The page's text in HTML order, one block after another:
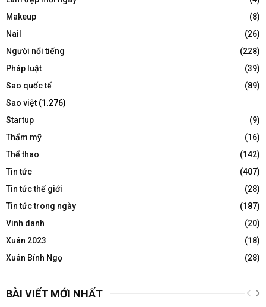
Makeup
(8)
Nail
(26)
Người nổi tiếng
(228)
Pháp luật
(39)
Sao quốc tế
(89)
Sao việt (1.276)
Startup
(9)
Thẩm mỹ
(16)
Thể thao
(142)
Tin tức
(407)
Tin tức thế giới
(28)
Tin tức trong ngày
(187)
Vinh danh
(20)
Xuân 2023
(18)
Xuân Bính Ngọ
(28)
BÀI VIẾT MỚI NHẤT